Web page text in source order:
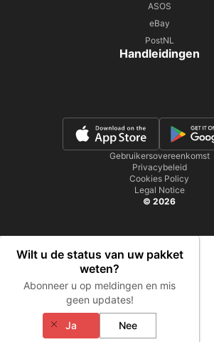
ASOS
eBay
PostNL
Handleidingen
Gebruikersovereenkomst
Privacybeleid
Cookies Policy
Legal Notice
© 2026
Wilt u de status van uw pakket
weten?
Abonneer u op meldingen en mis
geen updates!
Ja Nee